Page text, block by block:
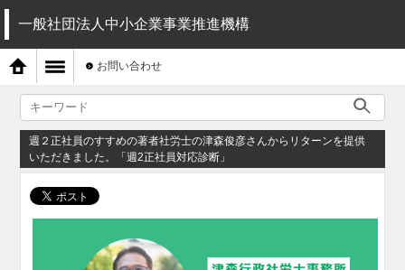
一般社団法人中小企業事業推進機構
お問い合わせ
週２正社員のすすめの著者社労士の津森俊彦さんからリターンを提供
いただきました。「週2正社員対応診断」